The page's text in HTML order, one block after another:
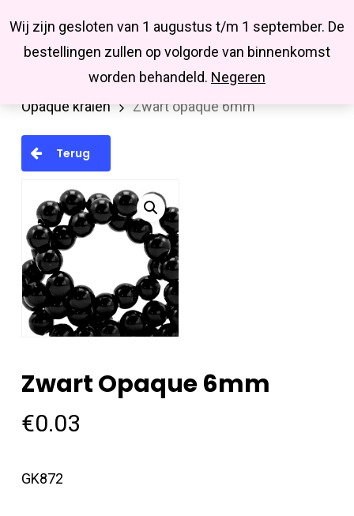
Wij zijn gesloten van 1 augustus t/m 1 september. De
bestellingen zullen op volgorde van binnenkomst
worden behandeld. Negeren
main
Missbluesieraden
searchaccount
Kralen en kralenmixen
Glaskralen
Opaque kralen
Zwart opaque 6mm
Terug
Zwart Opaque 6mm
€0.03
GK872
Close